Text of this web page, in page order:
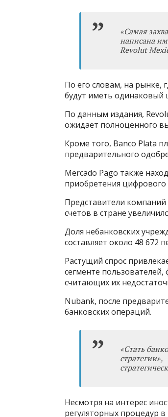
«Самая
написана
Revolut
По его словам, на рынке,
будут иметь одинаковый
По данным издания,
ожидает полноценного
Кроме того, Banco Plata
предварительного
Mercado Pago также
приобретения
Представители
счетов в стране
Доля небанковских
составляет около 48 672
Растущий спрос
сегменте
считающих их
Nubank, после
банковских операций.
«Стать
стратегии»,
Несмотря на интерес
регуляторных процедур в